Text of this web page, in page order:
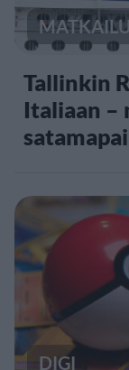
Tallinkin
Italiaan –
DIGI